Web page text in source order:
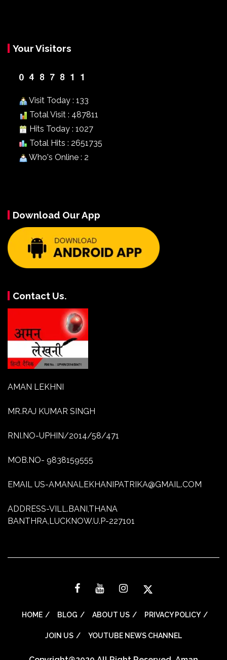
Your Visitors
Visit Today : 133
Total Visit : 487811
Hits Today : 1027
Total Hits : 2651735
Who's Online : 2
Download Our App
Contact Us.
AMAN LEKHNI
MR.RAJ KUMAR SINGH
RNI.NO-UPHIN/2014/58/471
MOB.NO- 9838159555
EMAIL US-AMANALEKHANIPATRIKA@GMAIL.COM
ADDRESS-VILL.BANI,THANA
BANTHRA,LUCKNOW.U.P-227101
HOME BLOG ABOUT US PRIVACY POLICY
JOIN US YOUTUBE NEWS CHANNEL